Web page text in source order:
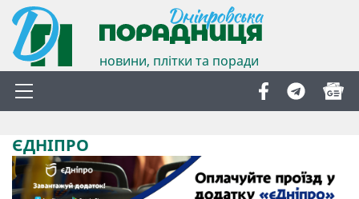
новини, плітки та поради
ЄДНІПРО